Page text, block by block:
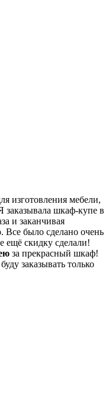
изготовления мебели,
шкаф-купе в
и заканчивая
было сделано очень
ещё скидку сделали!
за прекрасный шкаф!
заказывать только